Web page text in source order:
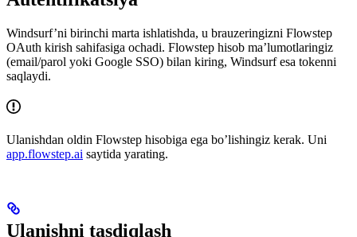
Windsurf’ni birinchi marta ishlatishda, u brauzeringizni Flowstep
OAuth kirish sahifasiga ochadi. Flowstep hisob ma’lumotlaringiz
(email/parol yoki Google SSO) bilan kiring, Windsurf esa tokenni
saqlaydi.
Ulanishdan oldin Flowstep hisobiga ega bo’lishingiz kerak. Uni
app.flowstep.ai saytida yarating.
Ulanishni tasdiqlash